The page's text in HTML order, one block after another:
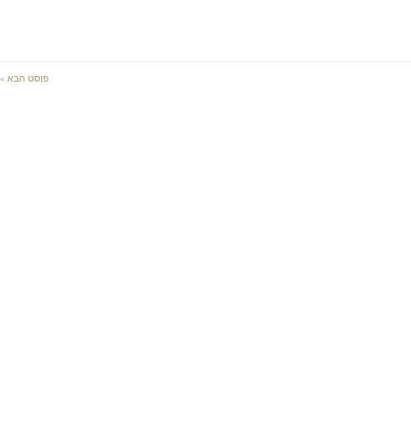
פוסט הבא »